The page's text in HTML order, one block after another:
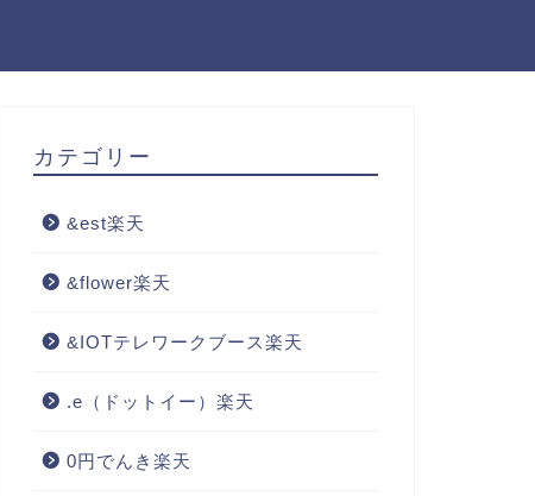
カテゴリー
&est楽天
&flower楽天
&IOTテレワークブース楽天
.e（ドットイー）楽天
0円でんき楽天